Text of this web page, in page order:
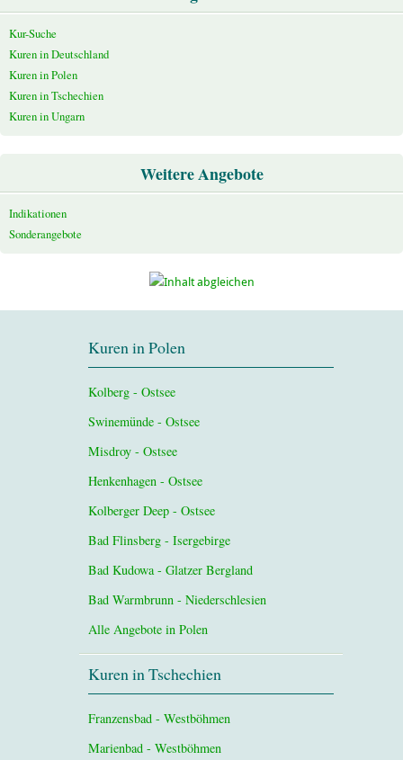
Kur-Suche
Kuren in Deutschland
Kuren in Polen
Kuren in Tschechien
Kuren in Ungarn
Weitere Angebote
Indikationen
Sonderangebote
Kuren in Polen
Kolberg - Ostsee
Swinemünde - Ostsee
Misdroy - Ostsee
Henkenhagen - Ostsee
Kolberger Deep - Ostsee
Bad Flinsberg - Isergebirge
Bad Kudowa - Glatzer Bergland
Bad Warmbrunn - Niederschlesien
Alle Angebote in Polen
Kuren in Tschechien
Franzensbad - Westböhmen
Marienbad - Westböhmen